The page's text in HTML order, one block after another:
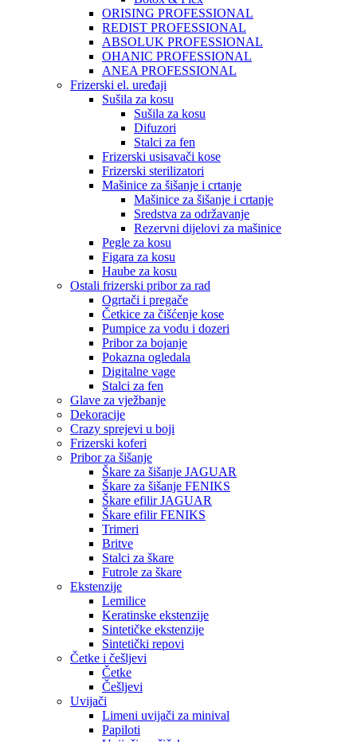
ORISING PROFESSIONAL
REDIST PROFESSIONAL
ABSOLUK PROFESSIONAL
OHANIC PROFESSIONAL
ANEA PROFESSIONAL
Frizerski el. uređaji
Sušila za kosu
Sušila za kosu
Difuzori
Stalci za fen
Frizerski usisavači kose
Frizerski sterilizatori
Mašinice za šišanje i crtanje
Mašinice za šišanje i crtanje
Sredstva za održavanje
Rezervni dijelovi za mašinice
Pegle za kosu
Figara za kosu
Haube za kosu
Ostali frizerski pribor za rad
Ogrtači i pregače
Četkice za čišćenje kose
Pumpice za vodu i dozeri
Pribor za bojanje
Pokazna ogledala
Digitalne vage
Stalci za fen
Glave za vježbanje
Dekoracije
Crazy sprejevi u boji
Frizerski koferi
Pribor za šišanje
Škare za šišanje JAGUAR
Škare za šišanje FENIKS
Škare efilir JAGUAR
Škare efilir FENIKS
Trimeri
Britve
Stalci za škare
Futrole za škare
Ekstenzije
Lemilice
Keratinske ekstenzije
Sintetičke ekstenzije
Sintetički repovi
Četke i češljevi
Četke
Češljevi
Uvijači
Limeni uvijači za minival
Papiloti